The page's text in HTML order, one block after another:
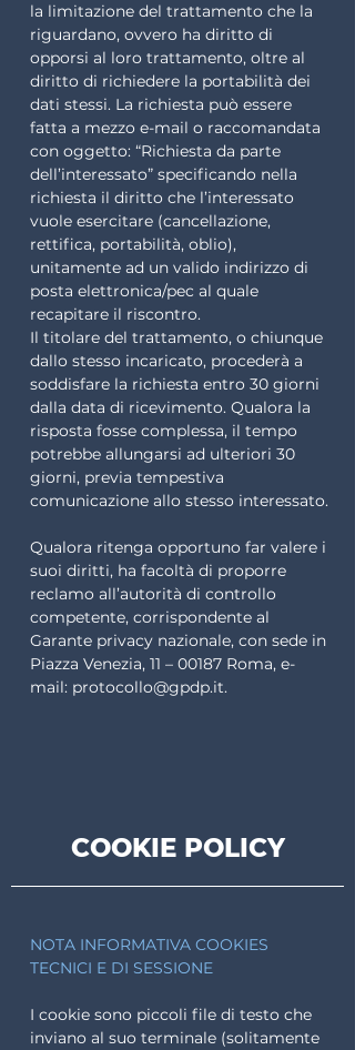
la limitazione del trattamento che la
riguardano, ovvero ha diritto di
opporsi al loro trattamento, oltre al
diritto di richiedere la portabilità dei
dati stessi. La richiesta può essere
fatta a mezzo e-mail o raccomandata
con oggetto: “Richiesta da parte
dell’interessato” specificando nella
richiesta il diritto che l’interessato
vuole esercitare (cancellazione,
rettifica, portabilità, oblio),
unitamente ad un valido indirizzo di
posta elettronica/pec al quale
recapitare il riscontro.
Il titolare del trattamento, o chiunque
dallo stesso incaricato, procederà a
soddisfare la richiesta entro 30 giorni
dalla data di ricevimento. Qualora la
risposta fosse complessa, il tempo
potrebbe allungarsi ad ulteriori 30
giorni, previa tempestiva
comunicazione allo stesso interessato.
Qualora ritenga opportuno far valere i
suoi diritti, ha facoltà di proporre
reclamo all’autorità di controllo
competente, corrispondente al
Garante privacy nazionale, con sede in
Piazza Venezia, 11 – 00187 Roma, e-
mail: protocollo@gpdp.it.
COOKIE POLICY
NOTA INFORMATIVA COOKIES
TECNICI E DI SESSIONE
I cookie sono piccoli file di testo che
inviano al suo terminale (solitamente